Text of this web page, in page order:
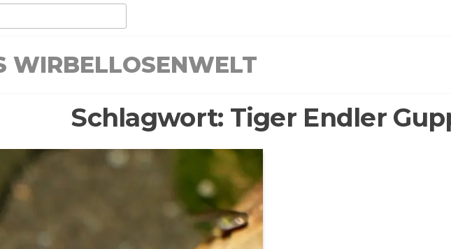
WIRBELLOSENWELT
Schlagwort: Tiger Endler